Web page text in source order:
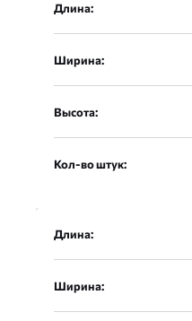
Длина:
Ширина:
Высота:
Кол-во штук:
Длина:
Ширина: